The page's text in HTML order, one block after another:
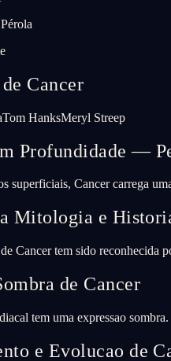
Cancer
Tom HanksMeryl Streep
Profundidade —
superficiais, Cancer carrega
Mitologia e
Cancer tem sido reconhecida
de Cancer
tem uma expressao
e Evolucao de